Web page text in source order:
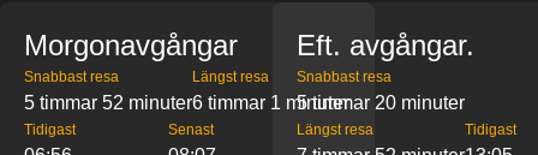
Morgonavgångar
Snabbast resa
5 timmar 52 minuter
Längst resa
6 timmar 1 minuter
Tidigast Senast
Eft. avgångar.
Snabbast resa
5 timmar 20 minuter
Längst resa Tidigast